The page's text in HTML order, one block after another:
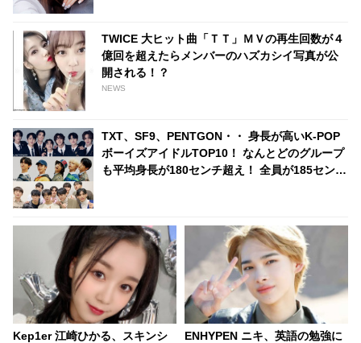
TWICE 大ヒット曲「ＴＴ」ＭＶの再生回数が４
億回を超えたらメンバーのハズカシイ写真が公
開される！？
NEWS
TXT、SF9、PENTGON・・ 身長が高いK-POP
ボーイズアイドルTOP10！ なんとどのグループ
も平均身長が180センチ超え！ 全員が185センチ
Kep1er 江崎ひかる、スキンシ
ENHYPEN ニキ、英語の勉強に